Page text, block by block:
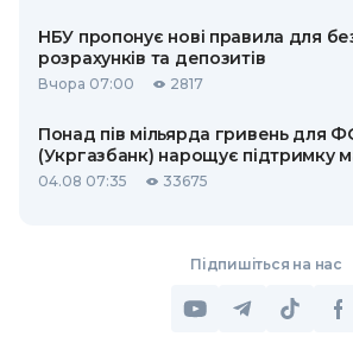
НБУ пропонує нові правила для
розрахунків та депозитів
Вчора 07:00 2817
Понад пів мільярда гривень для
(Укргазбанк) нарощує підтримку
04.08 07:35 33675
Підпишіться на нас